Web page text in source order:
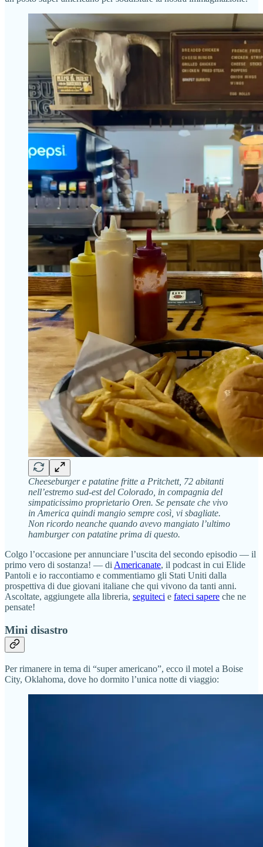
Cheeseburger e patatine fritte a Pritchett, 72 abitanti
nell’estremo sud-est del Colorado, in compagnia del
simpaticissimo proprietario Oren. Se pensate che vivo
in America quindi mangio sempre così, vi sbagliate.
Non ricordo neanche quando avevo mangiato l’ultimo
hamburger con patatine prima di questo.
Colgo l’occasione per annunciare l’uscita del secondo episodio — il
primo vero di sostanza! — di Americanate, il podcast in cui Elide
Pantoli e io raccontiamo e commentiamo gli Stati Uniti dalla
prospettiva di due giovani italiane che qui vivono da tanti anni.
Ascoltate, aggiungete alla libreria, seguiteci e fateci sapere che ne
pensate!
Mini disastro
Per rimanere in tema di “super americano”, ecco il motel a Boise
City, Oklahoma, dove ho dormito l’unica notte di viaggio: